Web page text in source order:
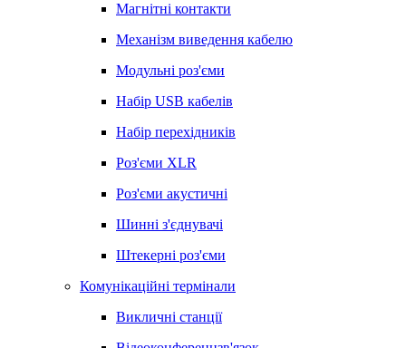
Магнітні контакти
Механізм виведення кабелю
Модульні роз'єми
Набір USB кабелів
Набір перехідників
Роз'єми XLR
Роз'єми акустичні
Шинні з'єднувачі
Штекерні роз'єми
Комунікаційні термінали
Викличні станції